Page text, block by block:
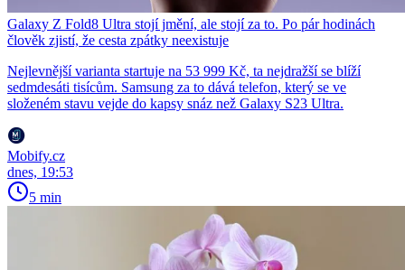
Galaxy Z Fold8 Ultra stojí jmění, ale stojí za to. Po pár hodinách
člověk zjistí, že cesta zpátky neexistuje
Nejlevnější varianta startuje na 53 999 Kč, ta nejdražší se blíží
sedmdesáti tisícům. Samsung za to dává telefon, který se ve
složeném stavu vejde do kapsy snáz než Galaxy S23 Ultra.
Mobify.cz
dnes, 19:53
5 min